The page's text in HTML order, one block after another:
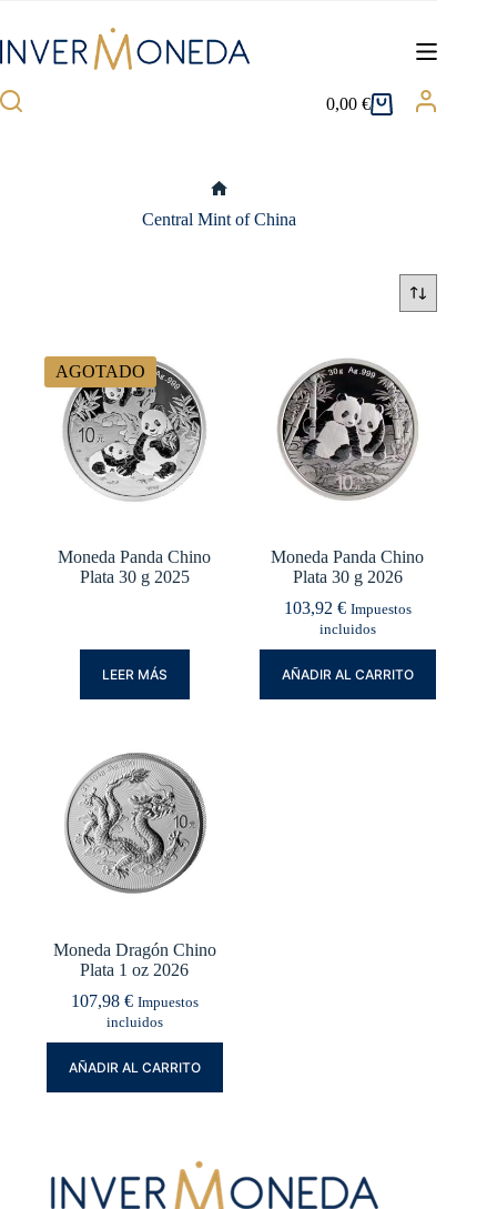
contenido
Carro
0,00€
Central Mint of China
AGOTADO
Moneda Panda Chino
Plata 30 g 2025
LEER MÁS
Moneda Panda Chino
Plata 30 g 2026
103,92 € Impuestos
incluidos
AÑADIR AL CARRITO
Moneda Dragón Chino
Plata 1 oz 2026
107,98 € Impuestos
incluidos
AÑADIR AL CARRITO